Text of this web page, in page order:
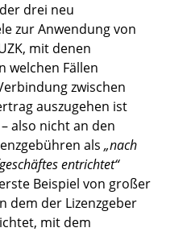
drei neu
zur Anwendung von
mit denen
welchen Fällen
zwischen
auszugehen ist
also nicht an den
als „nach
entrichtet“
Beispiel von großer
dem der Lizenzgeber
mit dem